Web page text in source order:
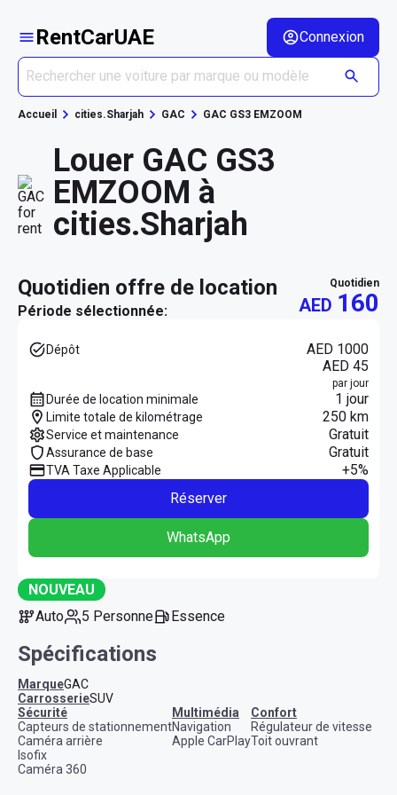
RentCarUAE Connexion
Accueil cities.Sharjah GAC GAC GS3 EMZOOM
Louer GAC GS3
EMZOOM à
cities.Sharjah
quotidien offre de location
Période sélectionnée:
quotidien
AED 160
Dépôt
AED 1000
AED 45
par jour
Durée de location minimale 1 jour
Limite totale de kilométrage 250 km
Service et maintenance Gratuit
Assurance de base Gratuit
TVA Taxe Applicable
+5%
Réserver
WhatsApp
NOUVEAU
Auto
5 Personne Essence
Spécifications
MarqueGAC
CarrosserieSUV
sécurité
Capteurs de stationnement
Caméra arrière
Isofix
Caméra 360
multimédia
Navigation
Apple CarPlay
confort
Régulateur de vitesse
Toit ouvrant